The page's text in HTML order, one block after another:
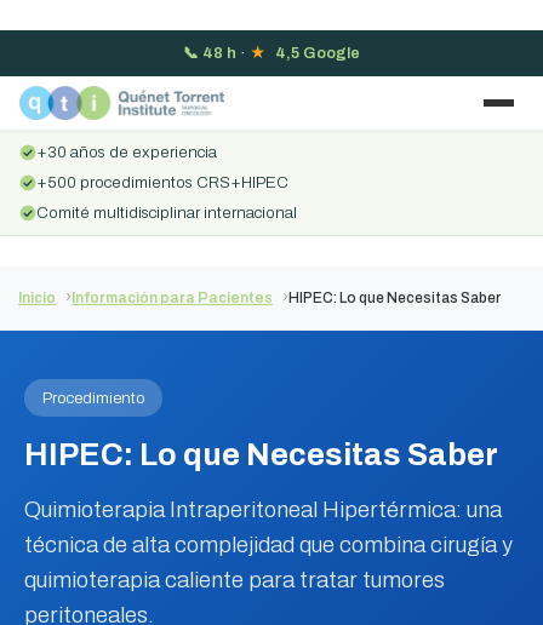
📞 48 h · ★ 4,5 Google
+30 años de experiencia
+500 procedimientos CRS+HIPEC
Comité multidisciplinar internacional
Inicio Información para Pacientes HIPEC: Lo que Necesitas Saber
Procedimiento
HIPEC: Lo que Necesitas Saber
Quimioterapia Intraperitoneal Hipertérmica: una
técnica de alta complejidad que combina cirugía y
quimioterapia caliente para tratar tumores
peritoneales.